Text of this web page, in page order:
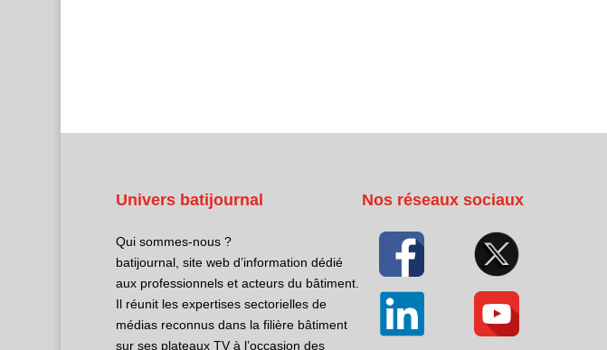
Univers batijournal
Qui sommes-nous ?
batijournal, site web d’information dédié
aux professionnels et acteurs du bâtiment.
Il réunit les expertises sectorielles de
médias reconnus dans la filière bâtiment
sur ses plateaux TV à l’occasion des
Nos réseaux sociaux